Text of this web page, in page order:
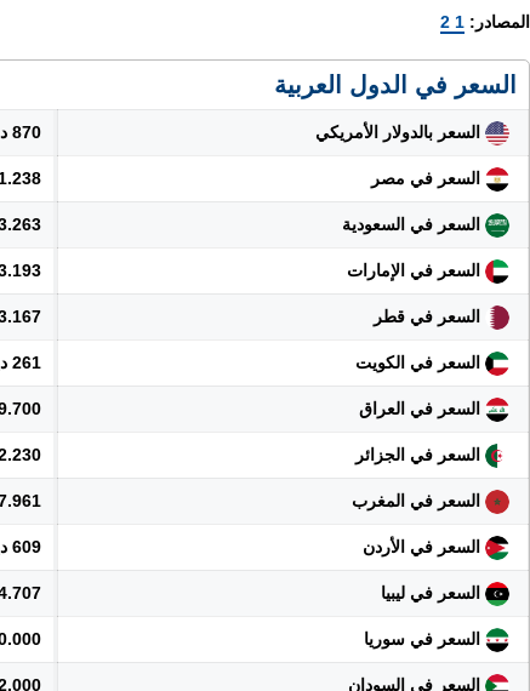
المصادر: 1
السعر في الدول العربية
السعر بالدولار الأمريكي 870 دولار
السعر في مصر 41.238
السعر في السعودية 3.263
السعر في الإمارات 3.193
السعر في قطر 3.167
السعر في الكويت 261 دينار
السعر في العراق
السعر في الجزائر 112.230
السعر في المغرب 7.961
السعر في الأردن 609 دينار
السعر في ليبيا 4.707
السعر في سوريا
السعر في السودان 522.000